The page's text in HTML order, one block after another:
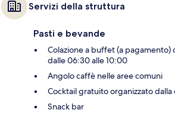
Servizi della struttura
Pasti e bevande
Colazione a buffet (a
dalle 06:30 alle 10:00
Angolo caffè nelle aree comuni
Cocktail gratuito organizzato
Snack bar